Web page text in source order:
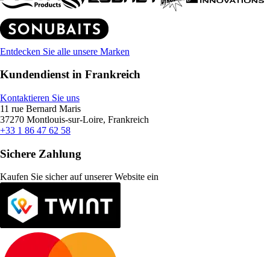
Entdecken Sie alle unsere Marken
Kundendienst in Frankreich
Kontaktieren Sie uns
11 rue Bernard Maris
37270 Montlouis-sur-Loire, Frankreich
+33 1 86 47 62 58
Sichere Zahlung
Kaufen Sie sicher auf unserer Website ein